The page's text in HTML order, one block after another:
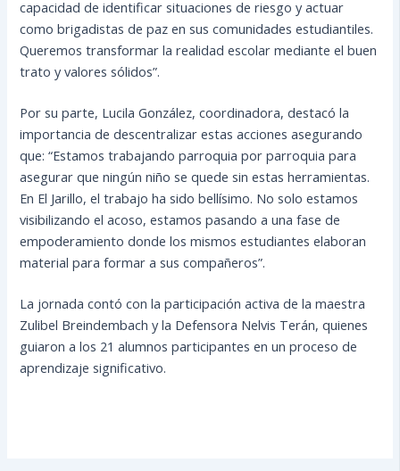
capacidad de identificar situaciones de riesgo y actuar
como brigadistas de paz en sus comunidades estudiantiles.
Queremos transformar la realidad escolar mediante el buen
trato y valores sólidos”.
Por su parte, Lucila González, coordinadora, destacó la
importancia de descentralizar estas acciones asegurando
que: “Estamos trabajando parroquia por parroquia para
asegurar que ningún niño se quede sin estas herramientas.
En El Jarillo, el trabajo ha sido bellísimo. No solo estamos
visibilizando el acoso, estamos pasando a una fase de
empoderamiento donde los mismos estudiantes elaboran
material para formar a sus compañeros”.
La jornada contó con la participación activa de la maestra
Zulibel Breindembach y la Defensora Nelvis Terán, quienes
guiaron a los 21 alumnos participantes en un proceso de
aprendizaje significativo.